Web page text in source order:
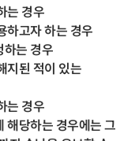
는 경우
하고자 하는 경우
하는 경우
지된 적이 있는
는 경우
해당하는 경우에는 그